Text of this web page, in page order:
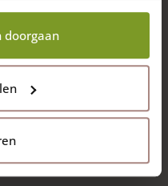
doorgaan
til den laveste pris
med egen transport
mulig